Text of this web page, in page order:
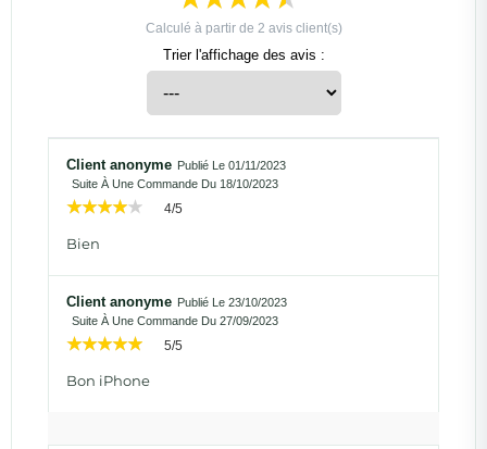
Calculé à partir de 2 avis client(s)
Trier l'affichage des avis :
Client anonyme Publié Le 01/11/2023
Suite À Une Commande Du 18/10/2023
4/5
Bien
Client anonyme Publié Le 23/10/2023
Suite À Une Commande Du 27/09/2023
5/5
Bon iPhone